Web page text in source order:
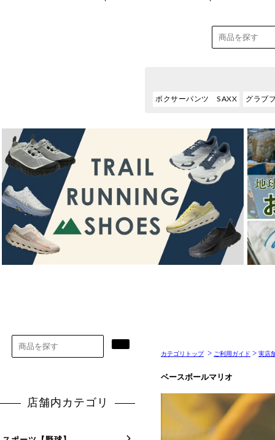
カテゴリトップ> ご利用ガイド > 実店
ベースボールマリオ